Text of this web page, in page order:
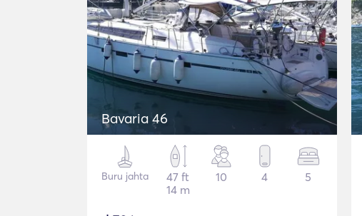
Bavaria 46
Buru jahta
47 ft
14 m
10 4 5